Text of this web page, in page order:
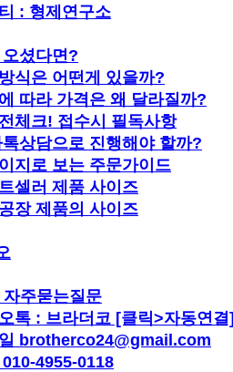
: 형제연구소
셨다면?
식은 어떤게 있을까?
따라 가격은 왜 달라질까?
체크! 접수시 필독사항
상담으로 진행해야 할까?
지로 보는 주문가이드
셀러 제품 사이즈
장 제품의 사이즈
자주묻는질문
톡 : 브라더코 [클릭>자동연결]
brotherco24@gmail.com
4955-0118